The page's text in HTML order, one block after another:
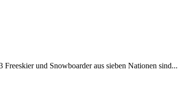
und Snowboarder aus sieben Nationen sind...